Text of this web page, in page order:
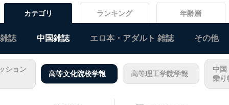
カテゴリ ランキング 年齢層
誌 中国雑誌 エロ本・アダルト 雑誌 その他
ション
高等文化院校学報 高等理工学院学報
中国
乗り